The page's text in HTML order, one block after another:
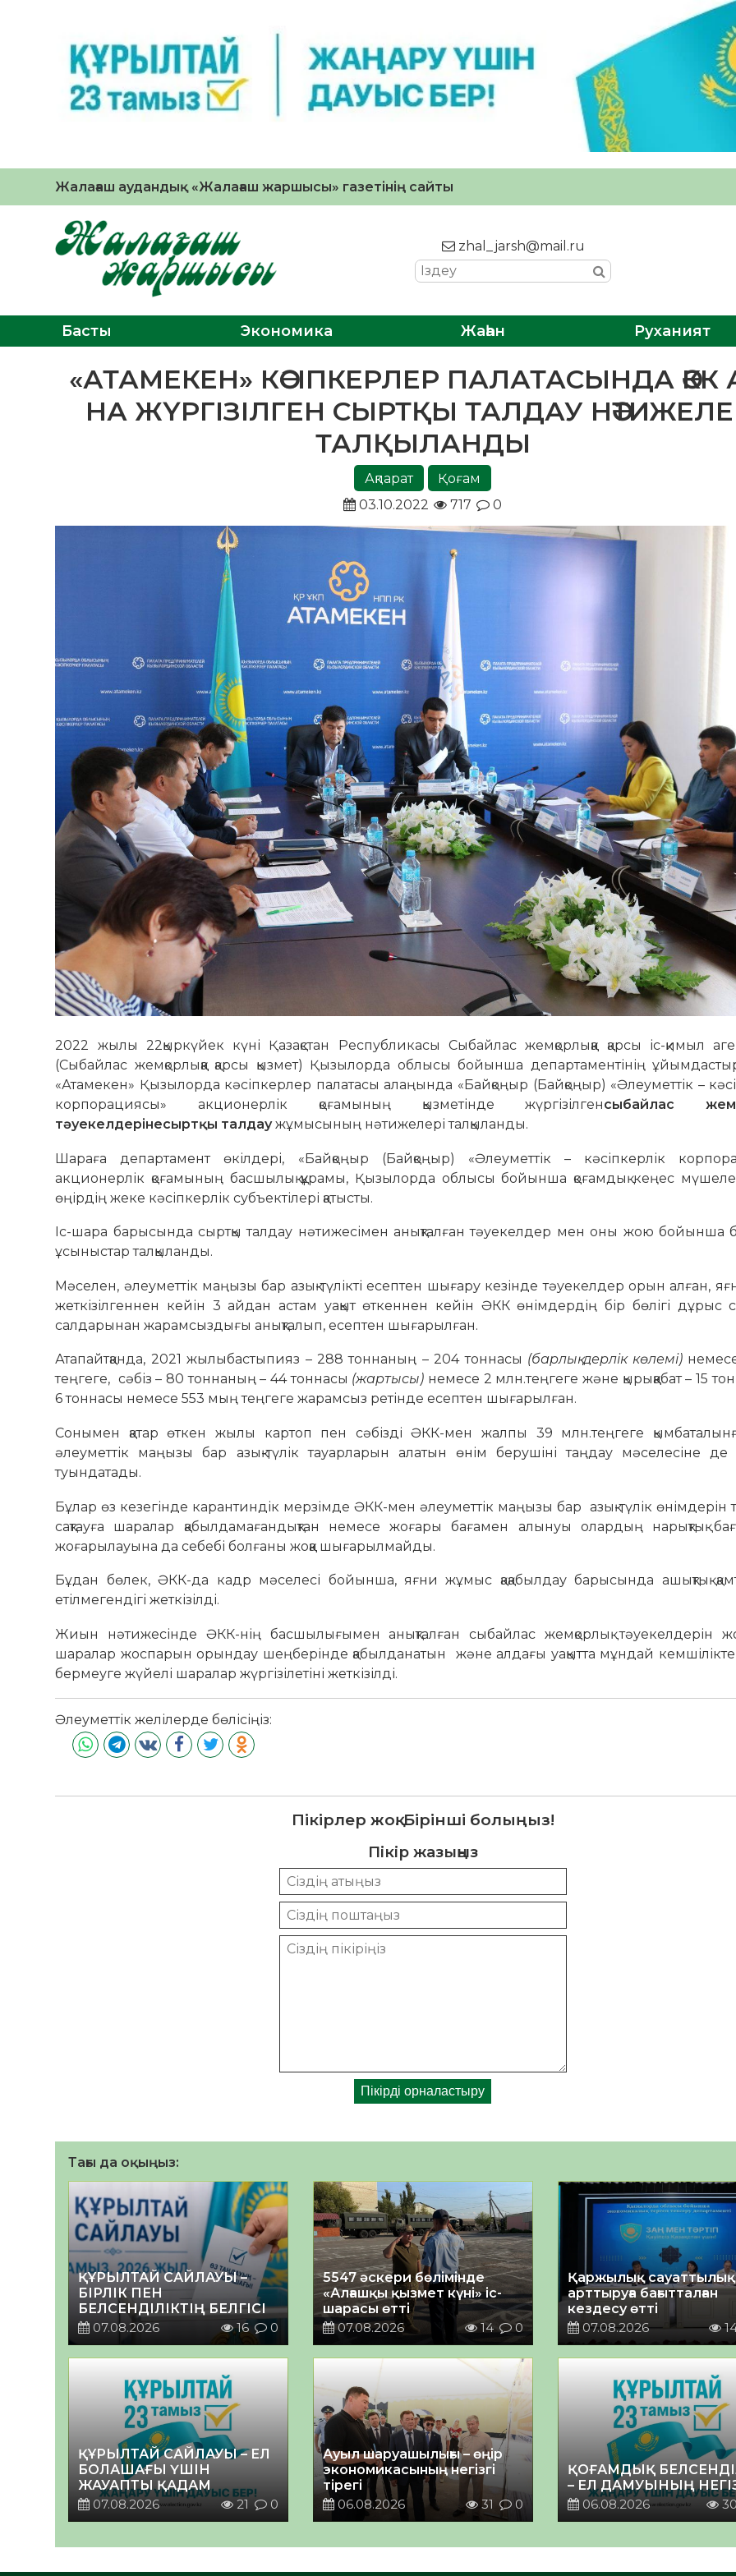
Жалағаш аудандық «Жалағаш жаршысы» газетінің сайты
zhal_jarsh@mail.ru
Басты Экономика Жаһан Руханият
«АТАМЕКЕН» КӘСІПКЕРЛЕР ПАЛАТАСЫНДА ӘКК
НА ЖҮРГІЗІЛГЕН СЫРТҚЫ ТАЛДАУ
ТАЛҚЫЛАНДЫ
Ақпарат
Қоғам
03.10.2022
717 0
2022 жылы 22қыркүйек күні Қазақстан Республикасы Сыбайлас жемқорлыққа қарсы іс-қимыл
(Сыбайлас жемқорлыққа қарсы қызмет) Қызылорда облысы бойынша департаментінің
«Атамекен» Қызылорда кәсіпкерлер палатасы алаңында «Байқоңыр (Байқоңыр) «Әлеуметтік –
корпорациясы» акционерлік қоғамының қызметінде жүргізілгенсыбайлас
тәуекелдерінесыртқы талдаужұмысының нәтижелері талқыланды.
Шараға департамент өкілдері, «Байқоңыр (Байқоңыр) «Әлеуметтік – кәсіпкерлік
акционерлік қоғамының басшылық құрамы, Қызылорда облысы бойынша қоғамдық кеңес
өңірдің жеке кәсіпкерлік субъектілері қатысты.
Іс-шара барысында сыртқы талдау нәтижесімен анықталған тәуекелдер мен оны жою бойынша
ұсыныстар талқыланды.
Мәселен, әлеуметтік маңызы бар азық-түлікті есептен шығару кезінде тәуекелдер орын алған,
жеткізілгеннен кейін 3 айдан астам уақыт өткеннен кейін ӘКК өнімдердің бір бөлігі дұрыс
салдарынан жарамсыздығы анықталып, есептен шығарылған.
Атапайтқанда, 2021 жылыбастыпияз – 288 тоннаның – 204 тоннасы (барлық дерлік көлемі)
теңгеге, сәбіз – 80 тоннаның – 44 тоннасы (жартысы) немесе 2 млн.теңгеге және қырыққабат – 15
6 тоннасы немесе 553 мың теңгеге жарамсыз ретінде есептен шығарылған.
Сонымен қатар өткен жылы картоп пен сәбізді ӘКК-мен жалпы 39 млн.теңгеге
әлеуметтік маңызы бар азық-түлік тауарларын алатын өнім берушіні таңдау мәселесіне де
туындатады.
Бұлар өз кезегінде карантиндік мерзімде ӘКК-мен әлеуметтік маңызы бар азық-түлік өнімдерін
сақтауға шаралар қабылдамағандықтан немесе жоғары бағамен алынуы олардың нарықтық
жоғарылауына да себебі болғаны жоққа шығарылмайды.
Бұдан бөлек, ӘКК-да кадр мәселесі бойынша, яғни жұмыс қақабылдау барысында ашықтық
етілмегендігі жеткізілді.
Жиын нәтижесінде ӘКК-нің басшылығымен анықталған сыбайлас жемқорлық тәуекелдерін
шаралар жоспарын орындау шеңберінде қабылданатын және алдағы уақытта мұндай
бермеуге жүйелі шаралар жүргізілетіні жеткізілді.
Әлеуметтік желілерде бөлісіңіз:
Пікірлер жоқ. Бірінші болыңыз!
Пікір жазыңыз
Тағы да оқыңыз:
ҚҰРЫЛТАЙ САЙЛАУЫ –
БІРЛІК ПЕН
БЕЛСЕНДІЛІКТІҢ БЕЛГІСІ
07.08.2026
16 0
5547 әскери бөлімінде
«Алғашқы қызмет күні» іс-
шарасы өтті
07.08.2026
14 0
Қаржылық
арттыруға бағытталған
кездесу өтті
07.08.2026
ҚҰРЫЛТАЙ САЙЛАУЫ – ЕЛ
БОЛАШАҒЫ ҮШІН
ЖАУАПТЫ ҚАДАМ
07.08.2026
21 0
Ауыл шаруашылығы – өңір
экономикасының негізгі
тірегі
06.08.2026
31 0
ҚОҒАМДЫҚ
– ЕЛ ДАМУЫНЫҢ
06.08.2026
30